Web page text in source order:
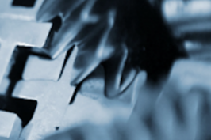
Sociedad Barcelonesa de
Económicos y Sociales
Organizaciones
Conoce más
Historia